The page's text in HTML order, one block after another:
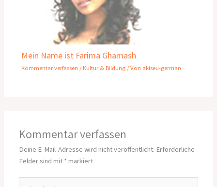
Mein Name ist Farima Ghamash
Kommentar verfassen /Kultur & Bildung / Von akiseu-german
Kommentar verfassen
Deine E-Mail-Adresse wird nicht veröffentlicht. Erforderliche
Felder sind mit * markiert